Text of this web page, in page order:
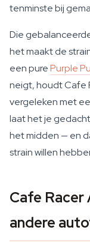
tenminste bij
Die
het maakt de
een purePurple
neigt, houdt Cafe
vergeleken met
laat het je
het midden — en
strain willen
Cafe
andere